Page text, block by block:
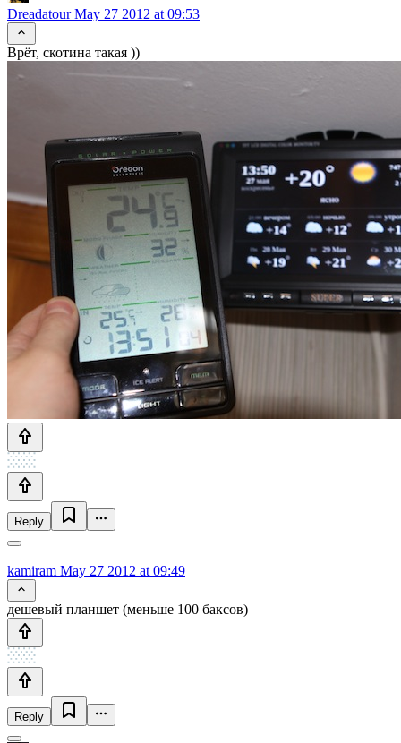
DreadatourMay 27 2012 at 09:53
Врёт, скотина такая ))
Reply
kamiram May 27 2012 at 09:49
дешевый планшет (меньше 100 баксов)
Reply